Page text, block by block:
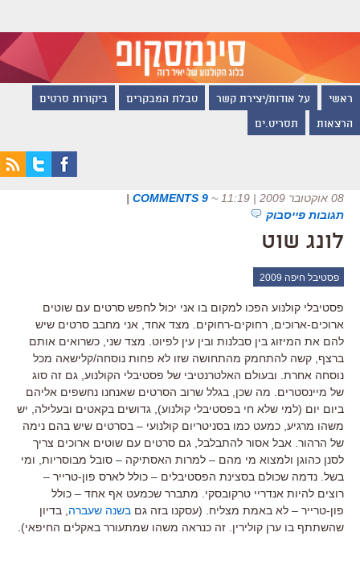
ראשי על אודות/יצירת קשר טבלת המבקרים ביקורות סרטים
הרצאות תסריט.ים
08 אוקטובר 2009 | 11:19 ~
9 COMMENTS
|
תגובות פייסבוק
לונג שוט
פסטיבל חיפה 2009
פסטיבלי קולנוע הפכו למקום בו אני יכול לחפש סרטים עם שוטים
ארוכים-ארוכים, רחוקים-רחוקים. מצד אחד, אני מחבב סרטים שיש
להם את המיזוג בין סבלנות ובין עין לפיוט. מצד שני, כשרואים אותם
ברצף, קשה להתחמק מהתחושה שזו לא פחות נוסחה/קלישאה מכל
נוסחה אחרת. ובעולם האלטרנטיבי של פסטיבלי הקולנוע, גם זה סוג
של מיינסטרים. מה שכן, בגלל שרוב הסרטים שאנחנו נחשפים אליהם
ביום יום (למי שלא חי בפסטיבלי קולנוע), גדושים בקאטים ובעלילה, יש
משהו מרגיע, כמעט כמו בסניטריום קולנועי – בסרטים שיש בהם נימה
של הרהור. אבל אסור להתבלבל, גם סרטים עם שוטים ארוכים צריך
לסנן כהוגן ולמצוא מי מהם – למרות האסתיקה – סובל מבוסריות, ומי
בשל. נדמה שכולם בסצינת הפסטיבלים – כולל לארס פון-טרייר –
רוצים להיות אנדריי טרקובסקי. מתברר שכמעט אף אחד – כולל
פון-טרייר – לא באמת מצליח. (עסקנו בזה גם בשנה שעברה , בדיון
שהשתתף בו ערן קולירין. זה כנראה משהו שמתעורר באקלים החיפאי).